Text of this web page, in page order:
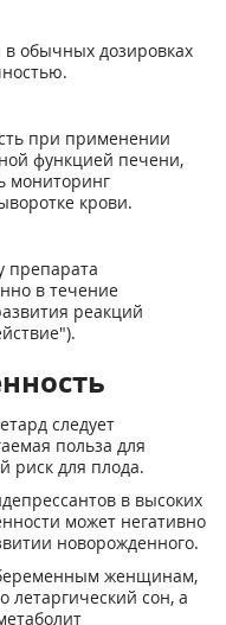
обычных дозировках
при применении
функцией печени,
мониторинг
крови.
препарата
в течение
реакций
следует
польза для
риск для плода.
в высоких
может негативно
новорожденного.
женщинам,
летаргический сон, а